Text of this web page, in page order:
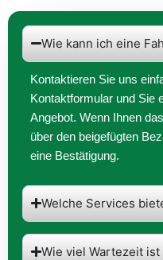
Wie kann ich eine
Kontaktieren Sie uns
Kontaktformular und Sie
Angebot. Wenn Ihnen
über den beigefügten
eine Bestätigung.
Welche Services
Wie viel Wartezeit